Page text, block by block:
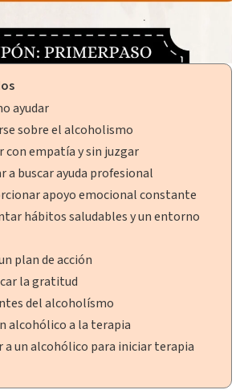
ayudar
sobre el alcoholismo
con empatía y sin juzgar
a buscar ayuda profesional
apoyo emocional constante
hábitos saludables y un entorno
plan de acción
la gratitud
del alcoholísmo
alcohólico a la terapia
a un alcohólico para iniciar terapia